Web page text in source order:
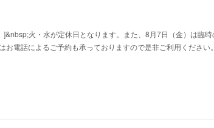
火・水が定休日となります。また、8月7日（金）は臨時
お電話によるご予約も承っておりますので是非ご利用くださ